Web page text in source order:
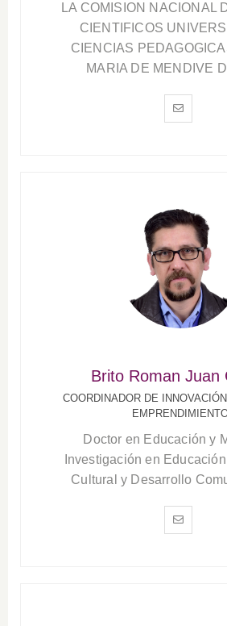
LA COMISION NACIONAL
CIENTIFICOS
CIENCIAS
MARIA DE MENDIVE
Brito Roman Juan
COORDINADOR DE
Doctor en Educación y
Investigación en
Cultural y Desarrollo